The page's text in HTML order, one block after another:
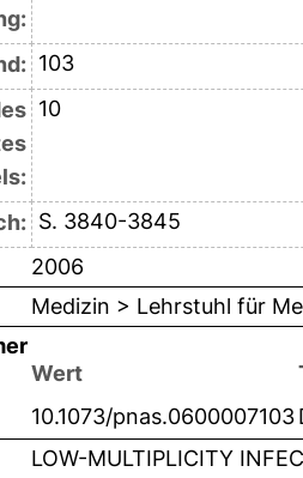
103
10
S. 3840-3845
2006
Medizin > Lehrstuhl für
Wert
10.1073/pnas.0600007103
LOW-MULTIPLICITY